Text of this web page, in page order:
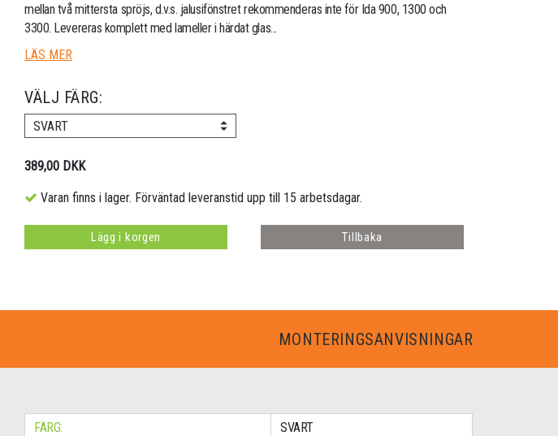
mellan två mittersta spröjs, d.v.s. jalusifönstret rekommenderas inte för Ida 900, 1300 och
3300. Levereras komplett med lameller i härdat glas...
LÄS MER
VÄLJ FÄRG:
SVART
389,00 DKK
Varan finns i lager. Förväntad leveranstid upp till 15 arbetsdagar.
Lägg i korgen Tillbaka
MONTERINGSANVISNINGAR
FÄRG:
SVART